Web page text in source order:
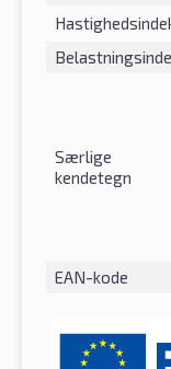
Særlige
kendetegn
EAN-kode